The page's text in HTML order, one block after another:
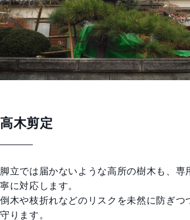
高木剪定
脚立では届かないような高所の樹木も、
寧に対応します。
倒木や枝折れなどのリスクを未然に防ぎ
守ります。